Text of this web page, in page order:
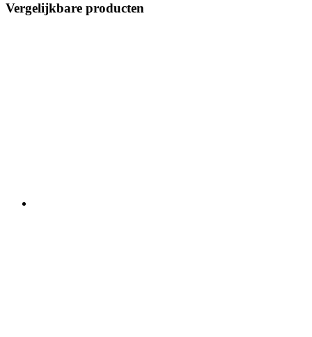
Vergelijkbare producten